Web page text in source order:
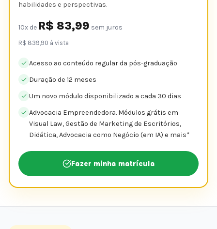
habilidades e perspectivas.
10x de R$ 83,99 sem juros
R$ 839,90 à vista
Acesso ao conteúdo regular da pós-graduação
Duração de 12 meses
Um novo módulo disponibilizado a cada 30 dias
Advocacia Empreendedora. Módulos grátis em
Visual Law, Gestão de Marketing de Escritórios,
Didática, Advocacia como Negócio (em IA) e mais*
Fazer minha matrícula